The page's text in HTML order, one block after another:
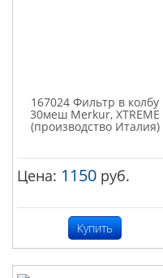
167024 Фильтр в колбу
30меш Merkur, XTREME
(производство Италия)
Цена: 1150 руб.
Купить